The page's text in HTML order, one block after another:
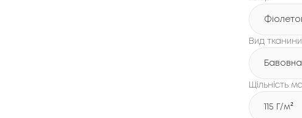
Вид тканини
Щільність
115 Г/м²